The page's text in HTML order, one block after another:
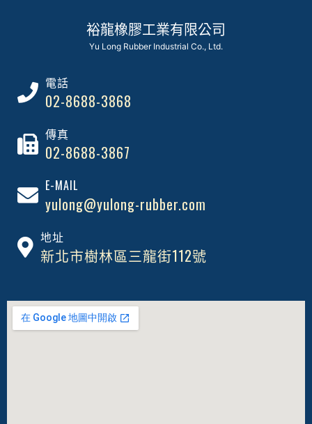
裕龍橡膠工業有限公司
Yu Long Rubber Industrial Co., Ltd.
電話
02-8688-3868
傳真
02-8688-3867
E-MAIL
yulong@yulong-rubber.com
地址
新北市樹林區三龍街112號